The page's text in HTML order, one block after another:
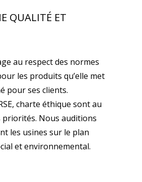
QUALITÉ ET
au respect des normes
les produits qu’elle met
pour ses clients.
charte éthique sont au
Nous auditions
les usines sur le plan
et environnemental.